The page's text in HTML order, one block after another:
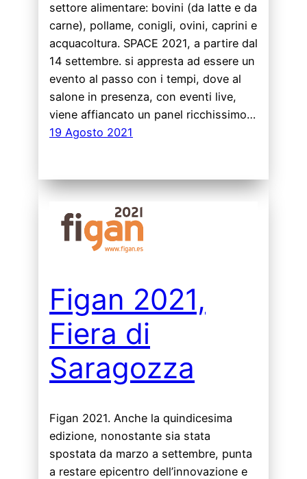
settore alimentare: bovini (da latte e da
carne), pollame, conigli, ovini, caprini e
acquacoltura. SPACE 2021, a partire dal
14 settembre. si appresta ad essere un
evento al passo con i tempi, dove al
salone in presenza, con eventi live,
viene affiancato un panel ricchissimo…
19 Agosto 2021
Figan 2021,
Fiera di
Saragozza
Figan 2021. Anche la quindicesima
edizione, nonostante sia stata
spostata da marzo a settembre, punta
a restare epicentro dell’innovazione e